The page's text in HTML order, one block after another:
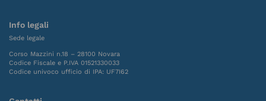
Info legali
Sede legale
Corso Mazzini n.18 – 28100 Novara
Codice Fiscale e P.IVA 01521330033
Codice univoco ufficio di IPA: UF7I62